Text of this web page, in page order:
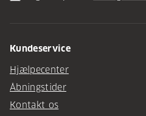
Kundeservice
Hjælpecenter
Åbningstider
Kontakt os